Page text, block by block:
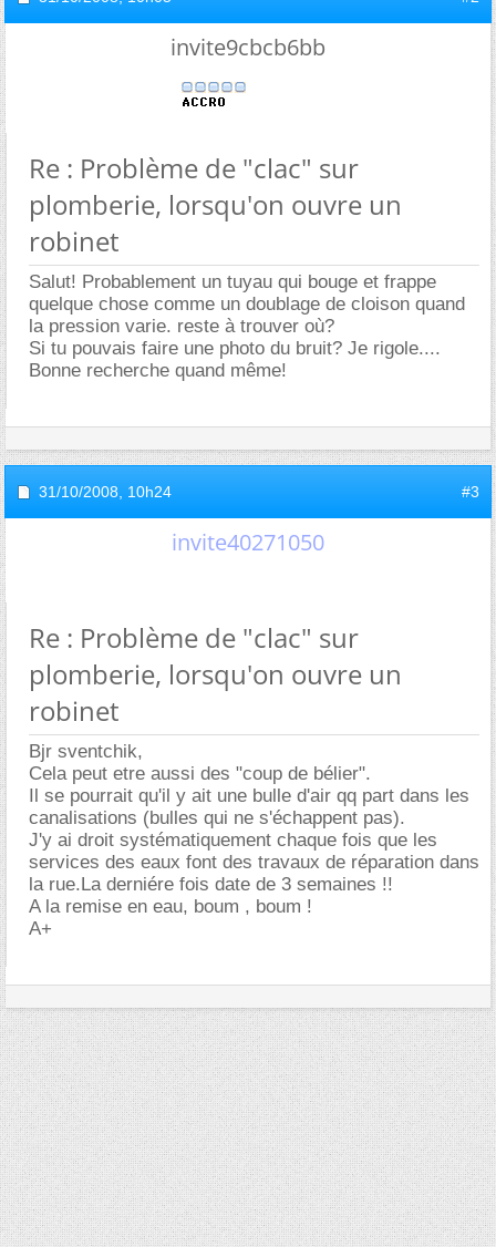
invite9cbcb6bb
Re : Problème de "clac" sur
plomberie, lorsqu'on ouvre un
robinet
Salut! Probablement un tuyau qui bouge et frappe
quelque chose comme un doublage de cloison quand
la pression varie. reste à trouver où?
Si tu pouvais faire une photo du bruit? Je rigole....
Bonne recherche quand même!
31/10/2008, 10h24 #3
invite40271050
Re : Problème de "clac" sur
plomberie, lorsqu'on ouvre un
robinet
Bjr sventchik,
Cela peut etre aussi des "coup de bélier".
Il se pourrait qu'il y ait une bulle d'air qq part dans les
canalisations (bulles qui ne s'échappent pas).
J'y ai droit systématiquement chaque fois que les
services des eaux font des travaux de réparation dans
la rue.La derniére fois date de 3 semaines !!
A la remise en eau, boum , boum !
A+